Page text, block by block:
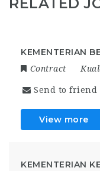
KEMENTERIAN
Contract
Send to friend
View more
KEMENTERIAN